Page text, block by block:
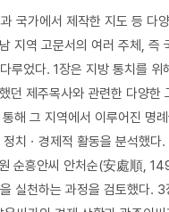
국가에서 제작한 지도 등
지역 고문서의 여러 주체,
었다. 1장은 지방 통치를 위
제주목사와 관련한 다양
해 그 지역에서 이루어진 명
치ㆍ경제적 활동을 분석했
순흥안씨 안처순(安處順,
실천하는 과정을 검토했다.